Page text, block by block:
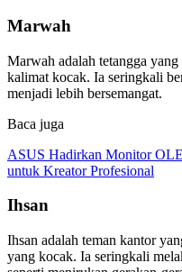
Marwah
Marwah adalah tetangga
kalimat kocak. Ia seringkali
menjadi lebih bersemangat.
Baca juga
ASUS Hadirkan Monitor
untuk Kreator Profesional
Ihsan
Ihsan adalah teman kantor
yang kocak. Ia seringkali